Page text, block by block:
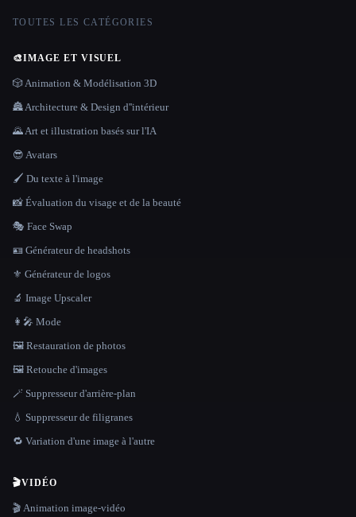
TOUTES LES CATÉGORIES
🎨IMAGE ET VISUEL
🎲 Animation & Modélisation 3D
🏯 Architecture & Design d''intérieur
🌄 Art et illustration basés sur l'IA
😎 Avatars
🖌️ Du texte à l'image
📸 Évaluation du visage et de la beauté
🎭 Face Swap
🪪 Générateur de headshots
⚜️ Générateur de logos
🔬 Image Upscaler
👩‍🎤 Mode
🖼️ Restauration de photos
🖼️ Retouche d'images
🪄 Suppresseur d'arrière-plan
💧 Suppresseur de filigranes
🔁 Variation d'une image à l'autre
🎬VIDÉO
🎬 Animation image-vidéo